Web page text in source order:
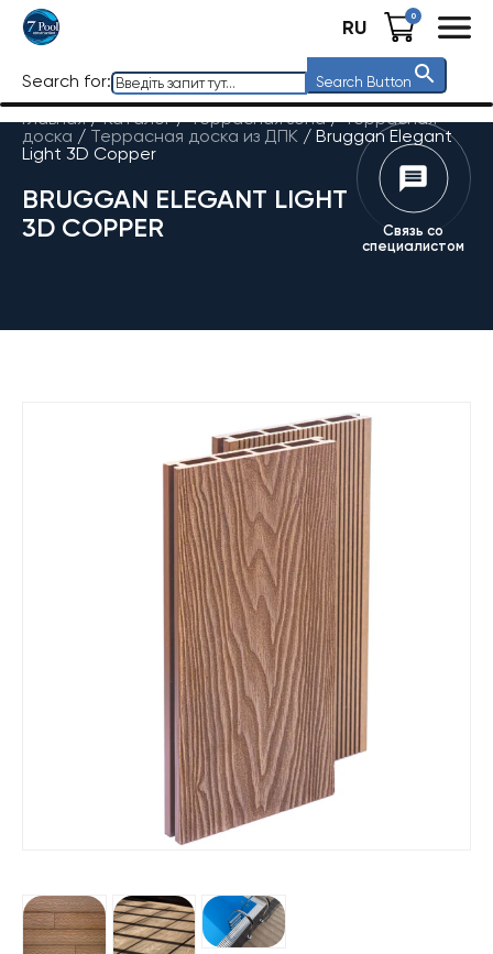
RU 0
Search for: Search Button
Главная / Каталог/Террасная зона/Террасная
доска / Террасная доска из ДПК / Bruggan Elegant
Light 3D Copper
BRUGGAN ELEGANT LIGHT
3D COPPER
Связь со
специалистом